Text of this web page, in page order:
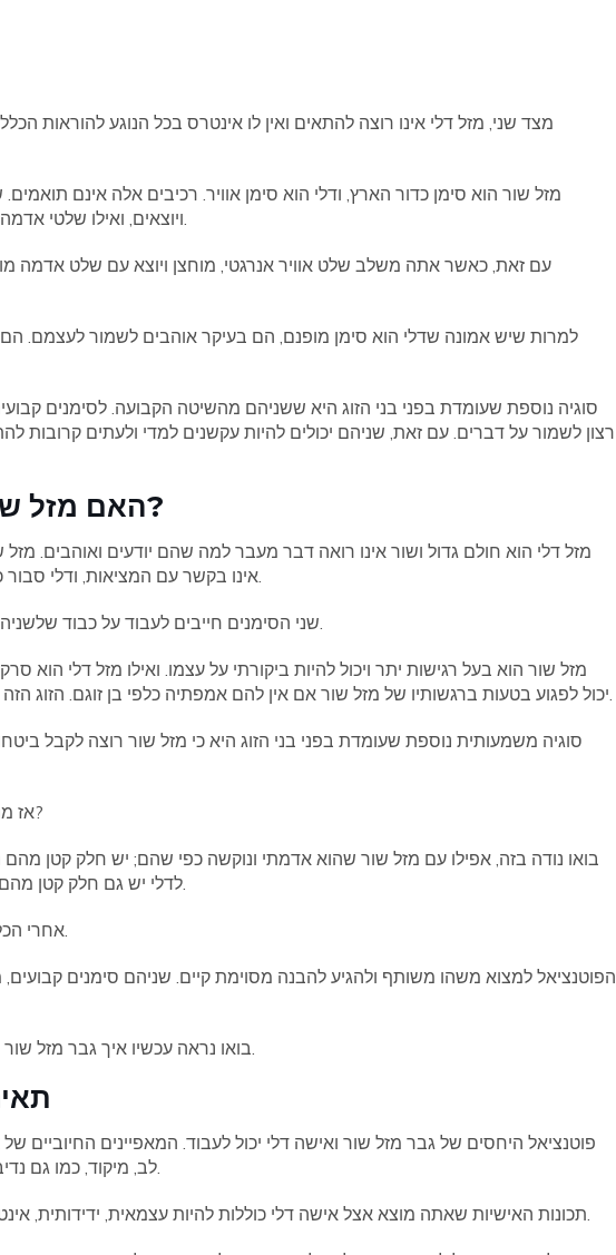
מצד שני, מזל דלי אינו רוצה להתאים ואין לו אינטרס בכל הנוגע להוראות
מזל שור הוא סימן כדור הארץ, ודלי הוא סימן אוויר. רכיבים אלה אינם תואמים.
ויוצאים, ואילו שלטי אדמה הם מעשיים, קליטים, מופנמים.
עם זאת, כאשר אתה משלב שלט אוויר אנרגטי, מוחצן ויוצא עם שלט אדמה
למרות שיש אמונה שדלי הוא סימן מופנם, הם בעיקר אוהבים לשמור לעצמם. הם
סוגיה נוספת שעומדת בפני בני הזוג היא ששניהם מהשיטה הקבועה. לסימנים
רצון לשמור על דברים. עם זאת, שניהם יכולים להיות עקשנים למדי ולעתים קרובות
האם מזל שור ודלי מסתדרים?
מזל דלי הוא חולם גדול ושור אינו רואה דבר מעבר למה שהם יודעים ואוהבים.
אינו בקשר עם המציאות, ודלי סבור כי מזל שור קטן מדי או משעמם.
שני הסימנים חייבים לעבוד על כבוד שלשניהם יש השקפות שונות על החיים.
מזל שור הוא בעל רגישות יתר ויכול להיות ביקורתי על עצמו. ואילו מזל דלי הוא
יכול לפגוע בטעות ברגשותיו של מזל שור אם אין להם אמפתיה כלפי בן זוגם. הזוג הזה יכול להיכנס לויכוחים די בקלות.
סוגיה משמעותית נוספת שעומדת בפני בני הזוג היא כי מזל שור רוצה לקבל
אז מה יכול להיות המשותף לזוג הזה?
בואו נודה בזה, אפילו עם מזל שור שהוא אדמתי ונוקשה כפי שהם; יש חלק קטן
לדלי יש גם חלק קטן מהם שרוצה למצוא ביטחון בחייהם.
אחרי הכל, הזוג הזה אולי לא חסר תקווה.
הפוטנציאל למצוא משהו משותף ולהגיע להבנה מסוימת קיים. שניהם סימנים
בואו נראה עכשיו איך גבר מזל שור ואישה דלי מסתדרים זה עם זה.
פוטנציאל היחסים של גבר מזל שור ואישה דלי יכול לעבוד. המאפיינים החיוביים
לב, מיקוד, כמו גם נדיבות. הוא גם יצירתי, יציב ופשוט.
תכונות האישיות שאתה מוצא אצל אישה דלי כוללות להיות עצמאית, ידידותית, אינטליגנטית, חדשנית ולא שגרתית.